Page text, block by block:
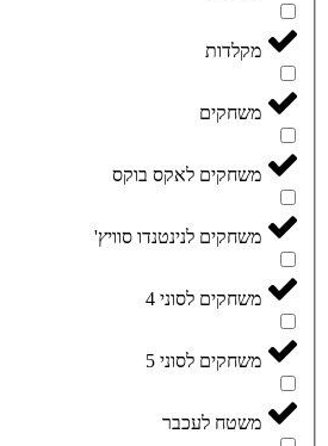
מקלדות
משחקים
משחקים לאקס בוקס
משחקים לנינטנדו סוויץ'
משחקים לסוני 4
משחקים לסוני 5
משטח לעכבר